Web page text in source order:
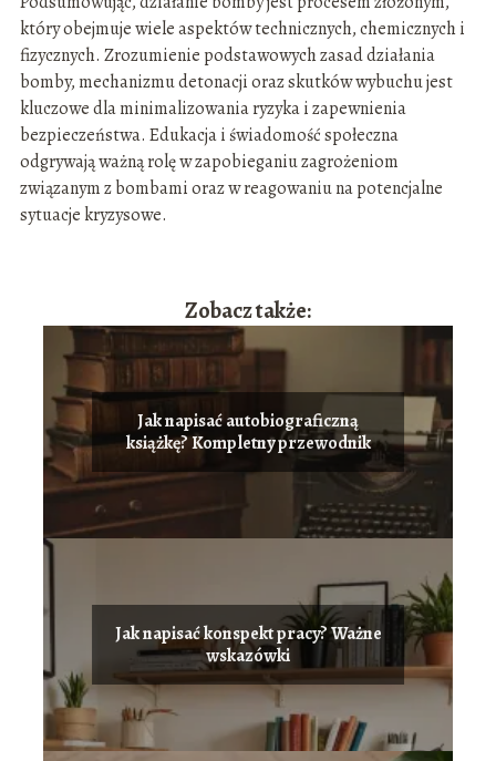
który obejmuje wiele aspektów technicznych, chemicznych i
fizycznych. Zrozumienie podstawowych zasad działania
bomby, mechanizmu detonacji oraz skutków wybuchu jest
kluczowe dla minimalizowania ryzyka i zapewnienia
bezpieczeństwa. Edukacja i świadomość społeczna
odgrywają ważną rolę w zapobieganiu zagrożeniom
związanym z bombami oraz w reagowaniu na potencjalne
sytuacje kryzysowe.
Zobacz także:
Jak napisać autobiograficzną
książkę? Kompletny przewodnik
Jak napisać konspekt pracy? Ważne
wskazówki